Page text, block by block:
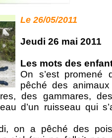
Le 26/05/2011
Jeudi 26 mai 2011
Les mots des
On s’est
pêché des
des gammares,
d’un ruisseau qui
on a pêché des